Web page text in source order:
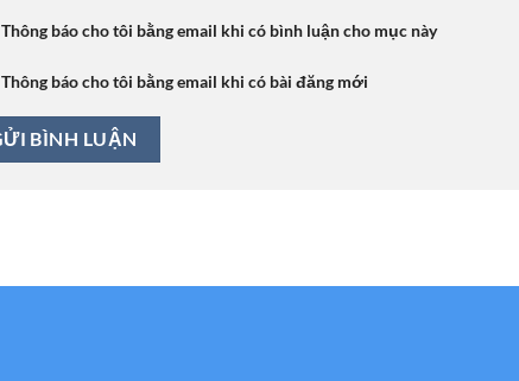
Thông báo cho tôi bằng email khi có bình luận cho mục này
Thông báo cho tôi bằng email khi có bài đăng mới